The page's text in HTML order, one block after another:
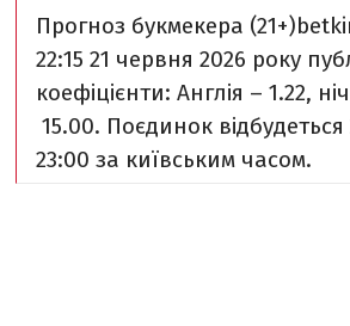
Прогноз букмекера (21+)
22:15 21 червня 2026 року
коефіцієнти: Англія – 1.22,
15.00. Поєдинок
23:00 за київським часом.